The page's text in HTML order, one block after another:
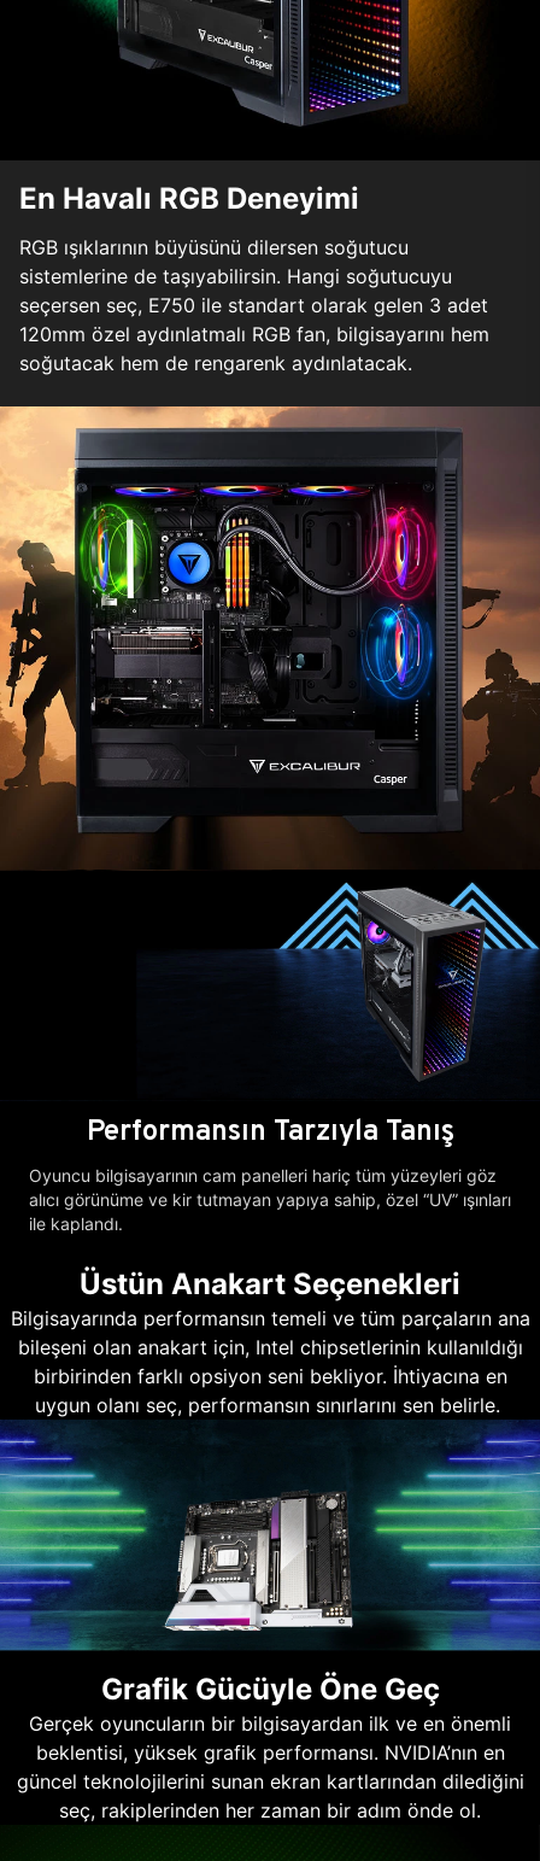
En Havalı RGB Deneyimi
RGB ışıklarının büyüsünü dilersen soğutucu
sistemlerine de taşıyabilirsin. Hangi soğutucuyu
seçersen seç, E750 ile standart olarak gelen 3 adet
120mm özel aydınlatmalı RGB fan, bilgisayarını hem
soğutacak hem de rengarenk aydınlatacak.
Performansın Tarzıyla Tanış
Oyuncu bilgisayarının cam panelleri hariç tüm yüzeyleri göz
alıcı görünüme ve kir tutmayan yapıya sahip, özel “UV” ışınları
ile kaplandı.
Üstün Anakart Seçenekleri
Bilgisayarında performansın temeli ve tüm parçaların ana
bileşeni olan anakart için, Intel chipsetlerinin kullanıldığı
birbirinden farklı opsiyon seni bekliyor. İhtiyacına en
uygun olanı seç, performansın sınırlarını sen belirle.
Grafik Gücüyle Öne Geç
Gerçek oyuncuların bir bilgisayardan ilk ve en önemli
beklentisi, yüksek grafik performansı. NVIDIA’nın en
güncel teknolojilerini sunan ekran kartlarından dilediğini
seç, rakiplerinden her zaman bir adım önde ol.